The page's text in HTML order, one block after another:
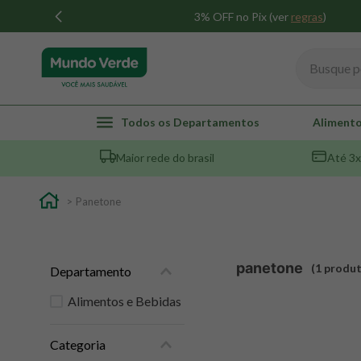
3% OFF no Pix (ver regras)
Todos os Departamentos
Maior rede do brasil Até
Panetone
Departamento
Alimentos e Bebidas
Categoria
panetone 1
TERMOS MAIS BUSCADOS
1º whey
2º creatina
7º maca peruana